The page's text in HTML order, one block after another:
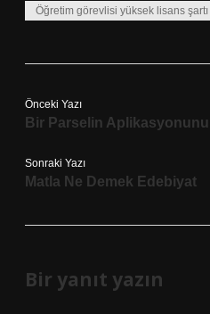
Öğretim görevlisi yüksek lisans şartı
Önceki Yazı
Bir Parselin
Sonraki Yazı
Matla Ne Demek Edebiyat
Bir yanıt yazın